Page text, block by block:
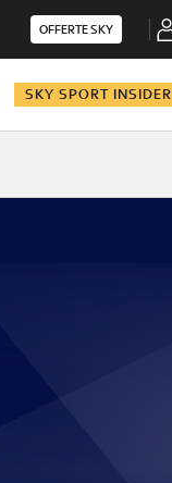
OFFERTE SKY
SKY SPORT INSIDER